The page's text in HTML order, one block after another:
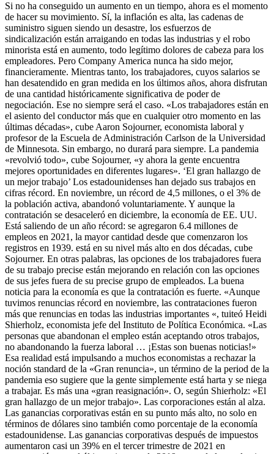
Si no ha conseguido un aumento en un tiempo, ahora es el momento
de hacer su movimiento. Sí, la inflación es alta, las cadenas de
suministro siguen siendo un desastre, los esfuerzos de
sindicalización están arraigando en todas las industrias y el robo
minorista está en aumento, todo legítimo dolores de cabeza para los
empleadores. Pero Company America nunca ha sido mejor,
financieramente. Mientras tanto, los trabajadores, cuyos salarios se
han desatendido en gran medida en los últimos años, ahora disfrutan
de una cantidad históricamente significativa de poder de
negociación. Ese no siempre será el caso. «Los trabajadores están en
el asiento del conductor más que en cualquier otro momento en las
últimas décadas», cube Aaron Sojourner, economista laboral y
profesor de la Escuela de Administración Carlson de la Universidad
de Minnesota. Sin embargo, no durará para siempre. La pandemia
«revolvió todo», cube Sojourner, «y ahora la gente encuentra
mejores oportunidades en diferentes lugares». ‘El gran hallazgo de
un mejor trabajo’ Los estadounidenses han dejado sus trabajos en
cifras récord. En noviembre, un récord de 4,5 millones, o el 3% de
la población activa, abandonó voluntariamente. Y aunque la
contratación se desaceleró en diciembre, la economía de EE. UU.
Está saliendo de un año récord: se agregaron 6.4 millones de
empleos en 2021, la mayor cantidad desde que comenzaron los
registros en 1939. está en su nivel más alto en dos décadas, cube
Sojourner. En otras palabras, las opciones de los trabajadores fuera
de su trabajo precise están mejorando en relación con las opciones
de sus jefes fuera de su precise grupo de empleados. La buena
noticia para la economía es que la contratación es fuerte. «Aunque
tuvimos renuncias récord en noviembre, las contrataciones fueron
más que renuncias en todas las industrias importantes «, tuiteó Heidi
Shierholz, economista jefe del Instituto de Política Económica. «Las
personas que abandonan el empleo están aceptando otros trabajos,
no abandonando la fuerza laboral … ¡Estas son buenas noticias!»
Esa realidad está impulsando a muchos economistas a rechazar la
noción standard de la «Gran renuncia», un término de la period de la
pandemia eso sugiere que la gente simplemente está harta y se niega
a trabajar. Es más una «gran reasignación». O, según Shierholz: «El
gran hallazgo de un mejor trabajo». Las corporaciones están al alza.
Las ganancias corporativas están en su punto más alto, no solo en
términos de dólares sino también como porcentaje de la economía
estadounidense. Las ganancias corporativas después de impuestos
aumentaron casi un 39% en el tercer trimestre de 2021 en